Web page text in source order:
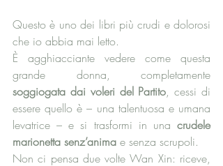
Questo è uno dei libri più crudi e dolorosi
che io abbia mai letto.
È agghiacciante vedere come questa
soggiogata dai voleri del Partito, cessi di
essere quello è – una talentuosa e umana
levatrice – e si trasformi in una crudele
marionetta senz’anima e senza scrupoli.
Non ci pensa due volte Wan Xin: riceve,